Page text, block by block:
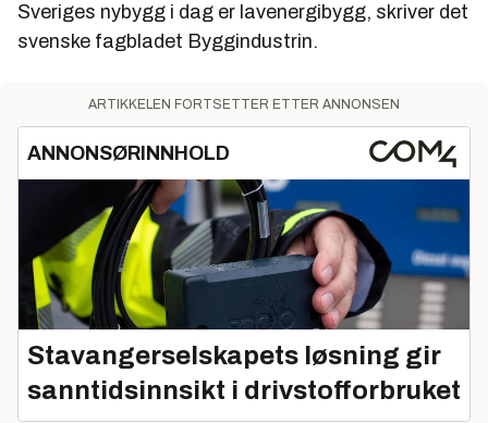
Sveriges nybygg i dag er lavenergibygg, skriver det
svenske fagbladet Byggindustrin.
ARTIKKELEN FORTSETTER ETTER ANNONSEN
ANNONSØRINNHOLD
Stavangerselskapets løsning gir
sanntidsinnsikt i drivstofforbruket